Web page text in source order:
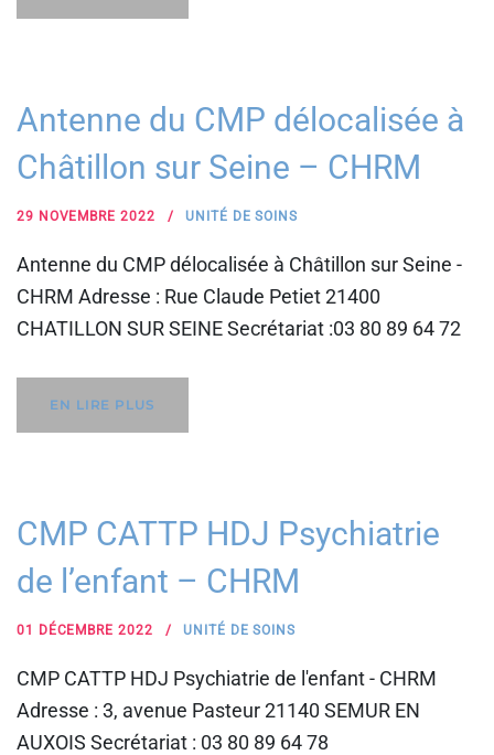
Antenne du CMP délocalisée à
Châtillon sur Seine – CHRM
29 NOVEMBRE 2022 UNITÉ DE SOINS
Antenne du CMP délocalisée à Châtillon sur Seine -
CHRM Adresse : Rue Claude Petiet 21400
CHATILLON SUR SEINE Secrétariat :03 80 89 64 72
EN LIRE PLUS
CMP CATTP HDJ Psychiatrie
de l’enfant – CHRM
01 DÉCEMBRE 2022 UNITÉ DE SOINS
CMP CATTP HDJ Psychiatrie de l'enfant - CHRM
Adresse : 3, avenue Pasteur 21140 SEMUR EN
AUXOIS Secrétariat : 03 80 89 64 78